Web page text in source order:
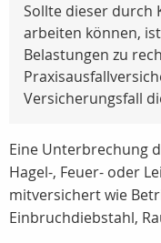
Sollte dieser durch
arbeiten können,
Belastungen zu
Versicherungsfall
Eine Unterbrechung
Hagel-, Feuer- oder
mitversichert wie
Einbruchdiebstahl,